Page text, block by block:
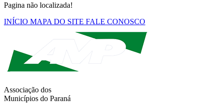
Pagina não localizada!
INÍCIO MAPA DO SITE FALE CONOSCO
Associação dos
Municípios do Paraná